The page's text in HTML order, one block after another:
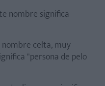
nombre significa
celta, muy
"persona de pelo